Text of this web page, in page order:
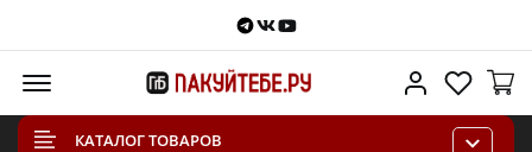
Telegram
VKontakte
Youtube
Личный
КАТАЛОГ ТОВАРОВ